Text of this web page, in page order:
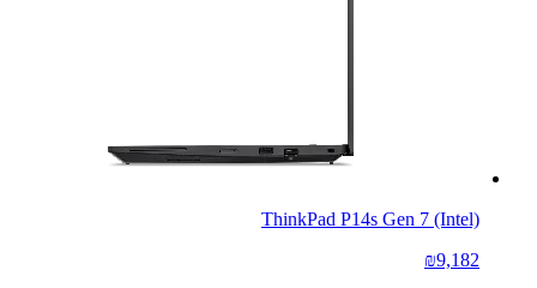
ThinkPad P14s Gen 7 (Intel)
₪9,182